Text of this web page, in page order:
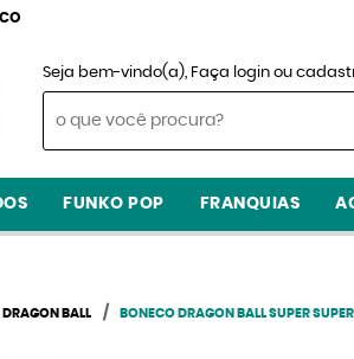
Seja bem-vindo(a), Faça login ou
FUNKO POP FRANQUIAS
DRAGON BALL BONECO DRAGON BALL SUPER